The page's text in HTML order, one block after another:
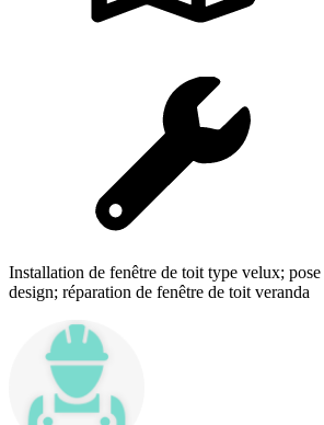
Installation de fenêtre de toit type velux;
design; réparation de fenêtre de toit veranda